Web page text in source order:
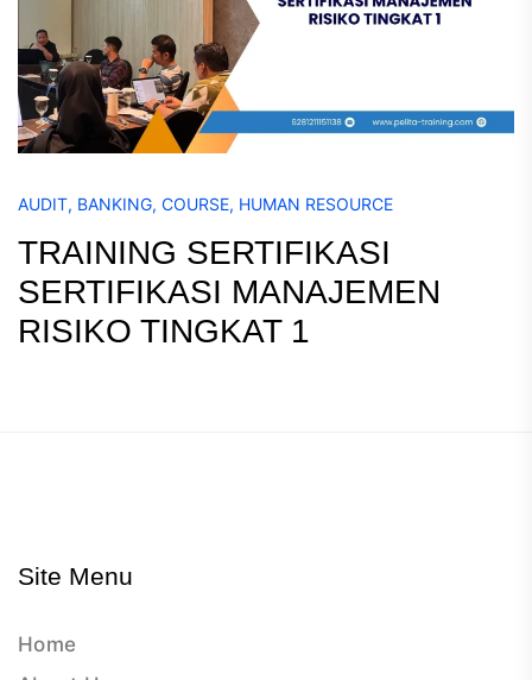
AUDIT, BANKING, COURSE, HUMAN RESOURCE
TRAINING SERTIFIKASI
SERTIFIKASI MANAJEMEN
RISIKO TINGKAT 1
Site Menu
Home